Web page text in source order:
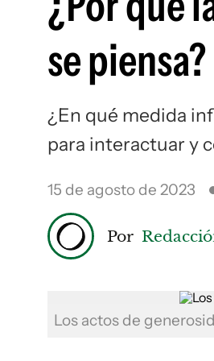
se piensa?
¿En qué medida
para interactuar y
15 de agosto de 2023
Por
Los actos de